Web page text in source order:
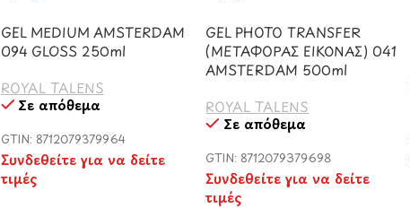
GEL MEDIUM AMSTERDAM
094 GLOSS 250ml
ROYAL TALENS
Σε απόθεμα
GTIN: 8712079379964
Συνδεθείτε για να δείτε
τιμές
GEL PHOTO TRANSFER
(ΜΕΤΑΦΟΡΑΣ ΕΙΚΟΝΑΣ) 041
AMSTERDAM 500ml
ROYAL TALENS
Σε απόθεμα
GTIN: 8712079379698
Συνδεθείτε για να δείτε
τιμές